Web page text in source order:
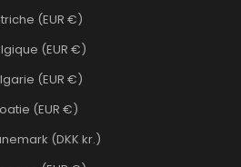
Autriche (EUR €)
Belgique (EUR €)
Bulgarie (EUR €)
Croatie (EUR €)
Danemark (DKK kr.)